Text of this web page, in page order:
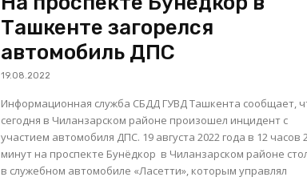
Ташкенте загорелся
автомобиль ДПС
19.08.2022
Информационная служба СБДД ГУВД Ташкента сообщает,
сегодня в Чиланзарском районе произошел инцидент с
участием автомобиля ДПС. 19 августа 2022 года в 12 часов 20
минут на проспекте Бунёдкор в Чиланзарском районе
в служебном автомобиле «Ласетти», которым управлял